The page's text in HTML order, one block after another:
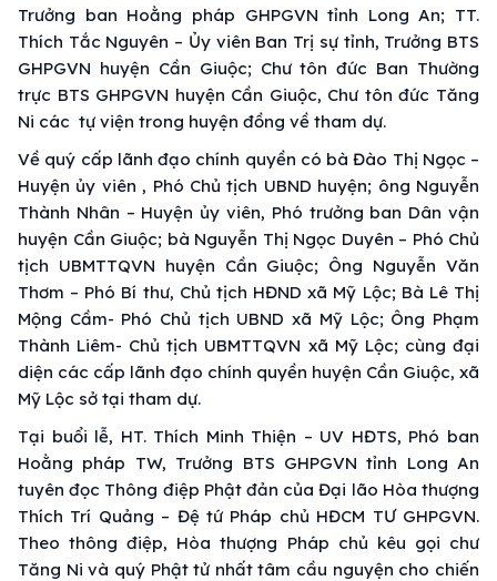
Trưởng ban Hoằng pháp GHPGVN tỉnh Long An; TT.
Thích Tắc Nguyên – Ủy viên Ban Trị sự tỉnh, Trưởng BTS
GHPGVN huyện Cần Giuộc; Chư tôn đức Ban Thường
trực BTS GHPGVN huyện Cần Giuộc, Chư tôn đức Tăng
Ni các tự viện trong huyện đồng về tham dự.
Về quý cấp lãnh đạo chính quyền có bà Đào Thị Ngọc –
Huyện ủy viên , Phó Chủ tịch UBND huyện; ông Nguyễn
Thành Nhân – Huyện ủy viên, Phó trưởng ban Dân vận
huyện Cần Giuộc; bà Nguyễn Thị Ngọc Duyên – Phó Chủ
tịch UBMTTQVN huyện Cần Giuộc; Ông Nguyễn Văn
Thơm – Phó Bí thư, Chủ tịch HĐND xã Mỹ Lộc; Bà Lê Thị
Mộng Cầm- Phó Chủ tịch UBND xã Mỹ Lộc; Ông Phạm
Thành Liêm- Chủ tịch UBMTTQVN xã Mỹ Lộc; cùng đại
diện các cấp lãnh đạo chính quyền huyện Cần Giuộc, xã
Mỹ Lộc sở tại tham dự.
Tại buổi lễ, HT. Thích Minh Thiện – UV HĐTS, Phó ban
Hoằng pháp TW, Trưởng BTS GHPGVN tỉnh Long An
tuyên đọc Thông điệp Phật đản của Đại lão Hòa thượng
Thích Trí Quảng – Đệ tứ Pháp chủ HĐCM TƯ GHPGVN.
Theo thông điệp, Hòa thượng Pháp chủ kêu gọi chư
Tăng Ni và quý Phật tử nhất tâm cầu nguyện cho chiến